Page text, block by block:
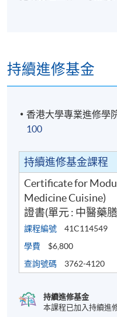
持續進修基金
香港大學專業進修學
100
持續進修基金課程
Certificate for
Medicine Cuisine)
證書(單元 : 中醫藥
課程編號
41C114549
學費
$6,800
查詢號碼
3762-4120
持續進修基金
本課程已加入持續進